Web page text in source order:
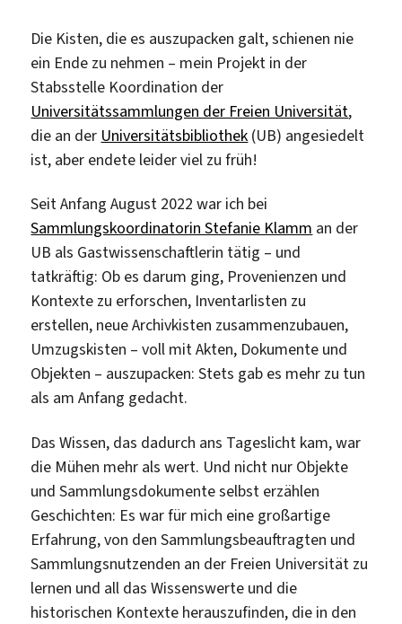
Die Kisten, die es auszupacken galt, schienen nie
ein Ende zu nehmen – mein Projekt in der
Stabsstelle Koordination der
Universitätssammlungen der Freien Universität,
die an der Universitätsbibliothek (UB) angesiedelt
ist, aber endete leider viel zu früh!
Seit Anfang August 2022 war ich bei
Sammlungskoordinatorin Stefanie Klamm an der
UB als Gastwissenschaftlerin tätig – und
tatkräftig: Ob es darum ging, Provenienzen und
Kontexte zu erforschen, Inventarlisten zu
erstellen, neue Archivkisten zusammenzubauen,
Umzugskisten – voll mit Akten, Dokumente und
Objekten – auszupacken: Stets gab es mehr zu tun
als am Anfang gedacht.
Das Wissen, das dadurch ans Tageslicht kam, war
die Mühen mehr als wert. Und nicht nur Objekte
und Sammlungsdokumente selbst erzählen
Geschichten: Es war für mich eine großartige
Erfahrung, von den Sammlungsbeauftragten und
Sammlungsnutzenden an der Freien Universität zu
lernen und all das Wissenswerte und die
historischen Kontexte herauszufinden, die in den